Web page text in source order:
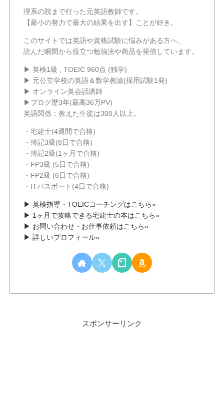
理系の院まで行った元英語教師です。
【最小の努力で最大の結果を出す】ことが好き。
このサイトでは英語や資格試験に悩みがある方へ、
読んだ瞬間から役立つ勉強法や商品を発信しています。
▶ 英検1級 , TOEIC 960点 (独学)
▶ 元公立学校の英語＆数学教諭(採用試験1発)
▶ オンライン英会話講師
▶ブログ歴3年(最高36万PV)
英語関係：教えた生徒は300人以上。
・宅建士(4週間で合格)
・簿記3級(8日で合格)
・簿記2級(1ヶ月で合格)
・FP3級 (5日で合格)
・FP2級 (6日で合格)
・ITパスポート(4日で合格)
▶ 英検指導・TOEICコーチングはこちら»
▶ 1ヶ月で攻略できる宅建士の本はこちら»
▶ お問い合わせ・お仕事依頼はこちら»
▶ 詳しいプロフィール»
スポンサーリンク